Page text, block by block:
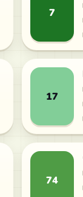
7
17
74